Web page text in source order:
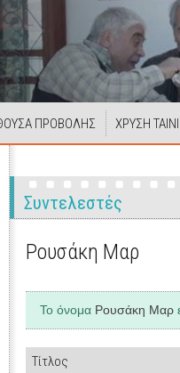
ΠΡΟΒΟΛΗΣ ΧΡΥΣΗ
Συντελεστές
Ρουσάκη Μαρ
Το όνομα Ρουσάκη Μαρ
Τίτλος